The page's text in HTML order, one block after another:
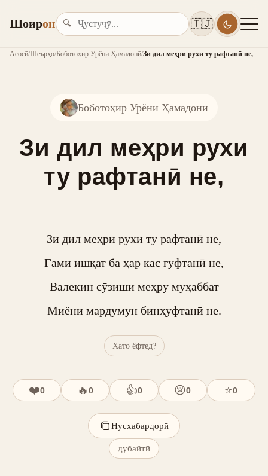
Шоирон 🔍 🇹🇯
Асосӣ/Шеърҳо/Боботоҳир Урёни Ҳамадонӣ/Зи дил меҳри рухи ту рафтанӣ не,
Боботоҳир Урёни Ҳамадонӣ
Зи дил меҳри рухи
ту рафтанӣ не,
Зи дил меҳри рухи ту рафтанӣ не,
Ғами ишқат ба ҳар кас гуфтанӣ не,
Валекин сӯзиши меҳру муҳаббат
Миёни мардумун бинҳуфтанӣ не.
Хато ёфтед?
❤️0 🔥0 👍0 😢0 ⭐0
Нусхабардорӣ
дубайтӣ